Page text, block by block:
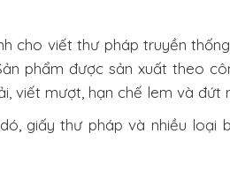
cho viết thư pháp truyền
phẩm được sản xuất theo
viết mượt, hạn chế lem và đứt
giấy thư pháp và nhiều loại